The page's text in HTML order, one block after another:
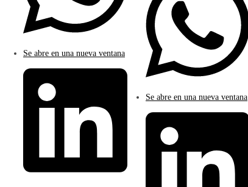
Se abre en una nueva ventana
Se abre en una nueva ventana